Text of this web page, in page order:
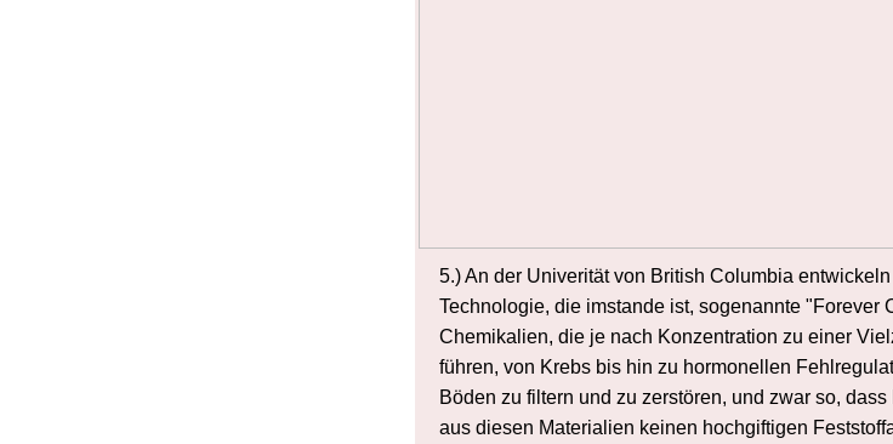
5.) An der Univerität von British Columbia
Technologie, die imstande ist, sogenannte "Forever
Chemikalien, die je nach Konzentration zu einer
führen, von Krebs bis hin zu hormonellen
Böden zu filtern und zu zerstören, und zwar so,
aus diesen Materialien keinen hochgiftigen